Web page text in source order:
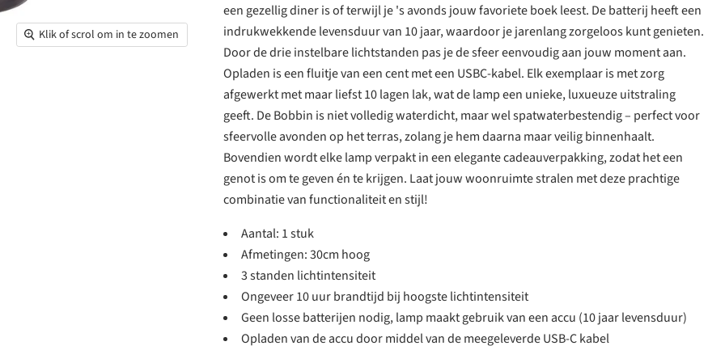
Klik of scrol om in te zoomen
een gezellig diner is of terwijl je 's avonds jouw favoriete boek leest. De batterij heeft een
indrukwekkende levensduur van 10 jaar, waardoor je jarenlang zorgeloos kunt genieten.
Door de drie instelbare lichtstanden pas je de sfeer eenvoudig aan jouw moment aan.
Opladen is een fluitje van een cent met een USBC-kabel. Elk exemplaar is met zorg
afgewerkt met maar liefst 10 lagen lak, wat de lamp een unieke, luxueuze uitstraling
geeft. De Bobbin is niet volledig waterdicht, maar wel spatwaterbestendig – perfect voor
sfeervolle avonden op het terras, zolang je hem daarna maar veilig binnenhaalt.
Bovendien wordt elke lamp verpakt in een elegante cadeauverpakking, zodat het een
genot is om te geven én te krijgen. Laat jouw woonruimte stralen met deze prachtige
combinatie van functionaliteit en stijl!
Aantal: 1 stuk
Afmetingen: 30cm hoog
3 standen lichtintensiteit
Ongeveer 10 uur brandtijd bij hoogste lichtintensiteit
Geen losse batterijen nodig, lamp maakt gebruik van een accu (10 jaar levensduur)
Opladen van de accu door middel van de meegeleverde USB-C kabel